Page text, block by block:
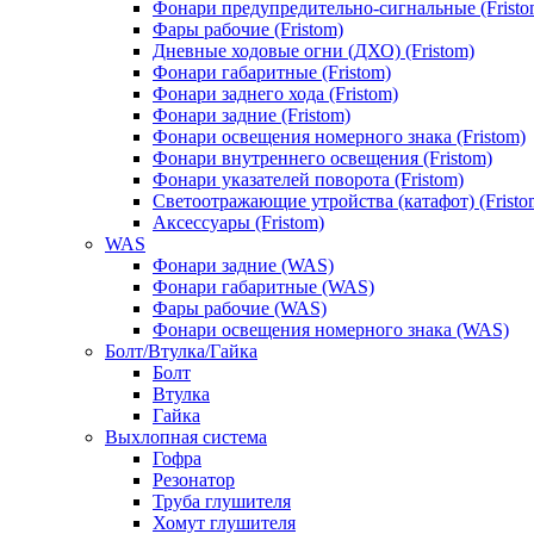
Фонари предупредительно-сигнальные
Фары рабочие (Fristom)
Дневные ходовые огни (ДХО) (Fristom)
Фонари габаритные (Fristom)
Фонари заднего хода (Fristom)
Фонари задние (Fristom)
Фонари освещения номерного знака (Fristom)
Фонари внутреннего освещения (Fristom)
Фонари указателей поворота (Fristom)
Светоотражающие утройства (катафот)
Аксессуары (Fristom)
WAS
Фонари задние (WAS)
Фонари габаритные (WAS)
Фары рабочие (WAS)
Фонари освещения номерного знака (WAS)
Болт/Втулка/Гайка
Болт
Втулка
Гайка
Выхлопная система
Гофра
Резонатор
Труба глушителя
Хомут глушителя